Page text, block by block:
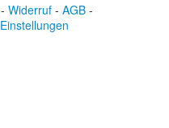
- Widerruf - AGB -